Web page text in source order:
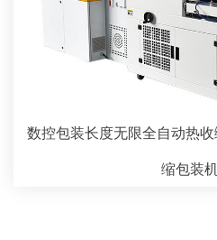
数控包装长度无限全自动热
缩包装